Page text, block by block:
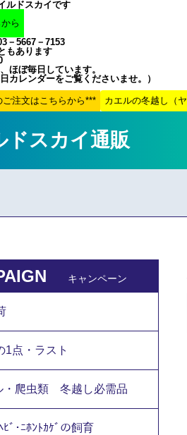
ルドスカイです
－5667－7153
もあります
ほぼ毎日しています。
カレンダーをご覧くださいませ。）
ドスカイ通販
キャンペーン
点・ラスト
・爬虫類 冬越し必需品
ﾋﾞ･ﾆﾎﾝﾄｶｹﾞの飼育